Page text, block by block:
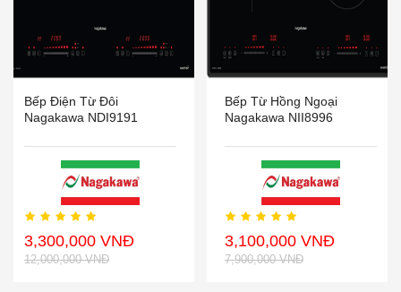
Bếp Điện Từ Đôi
Nagakawa NDI9191
3,300,000 VNĐ
12,000,000 VNĐ
Bếp Từ Hồng Ngoại
Nagakawa NII8996
3,100,000 VNĐ
7,900,000 VNĐ